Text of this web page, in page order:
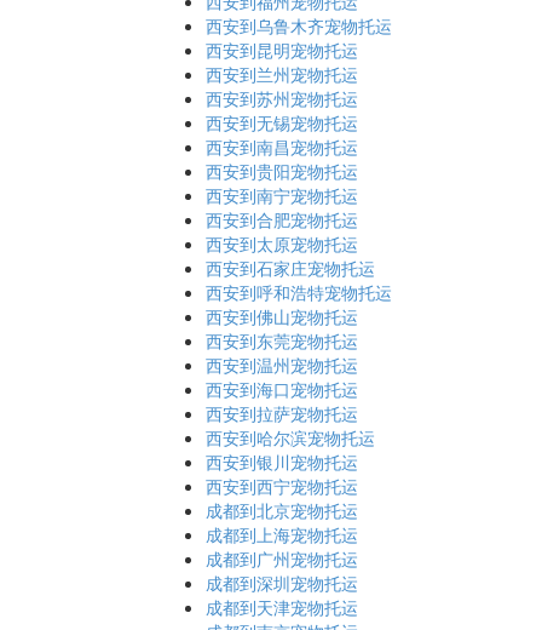
西安到乌鲁木齐宠物托运
西安到昆明宠物托运
西安到兰州宠物托运
西安到苏州宠物托运
西安到无锡宠物托运
西安到南昌宠物托运
西安到贵阳宠物托运
西安到南宁宠物托运
西安到合肥宠物托运
西安到太原宠物托运
西安到石家庄宠物托运
西安到呼和浩特宠物托运
西安到佛山宠物托运
西安到东莞宠物托运
西安到温州宠物托运
西安到海口宠物托运
西安到拉萨宠物托运
西安到哈尔滨宠物托运
西安到银川宠物托运
西安到西宁宠物托运
成都到北京宠物托运
成都到上海宠物托运
成都到广州宠物托运
成都到深圳宠物托运
成都到天津宠物托运